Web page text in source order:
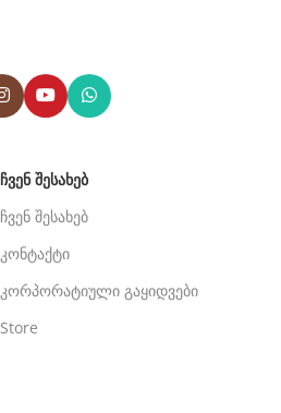
ᲩᲕᲔᲜ ᲨᲔᲡᲐᲮᲔᲑ
ჩვენ შესახებ
კონტაქტი
კორპორატიული გაყიდვები
Store